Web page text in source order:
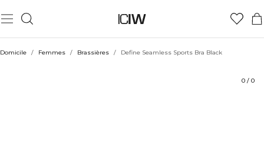
Domicile / Femmes / Brassières / Define Seamless Sports Bra Black
0 / 0